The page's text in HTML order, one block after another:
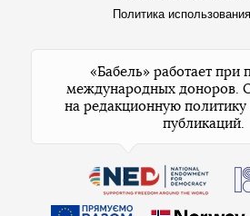
Политика
«Бабель» работает при
международных доноров.
на редакционную
публикаций.